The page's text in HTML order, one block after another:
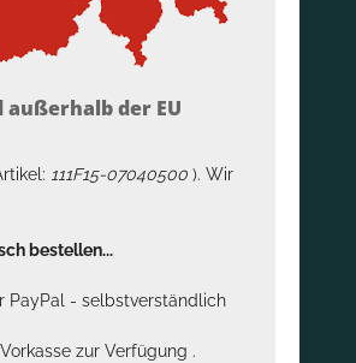
der EU
111F15-07040500 ). Wir
bestellen...
PayPal - selbstverständlich
zur Verfügung .